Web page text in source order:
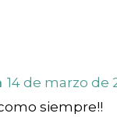
14 de marzo de
siempre!!